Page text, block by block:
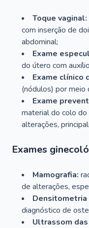
Toque vaginal:
com inserção de
abdominal;
Exame
do útero com
Exame clínico
(nódulos) por meio
Exame
material do colo
alterações,
Exames
Mamografia:
de alterações,
Densitometria
diagnóstico de
Ultrassom das